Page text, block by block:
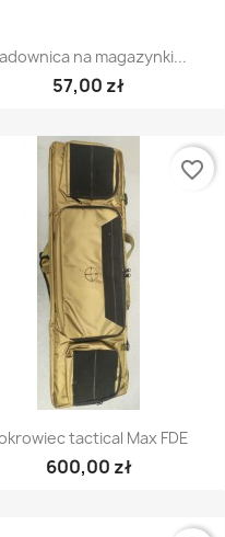
Szybki podgląd
na magazynki...
57,00 zł
Szybki podgląd
tactical Max FDE
600,00 zł
favorite_border